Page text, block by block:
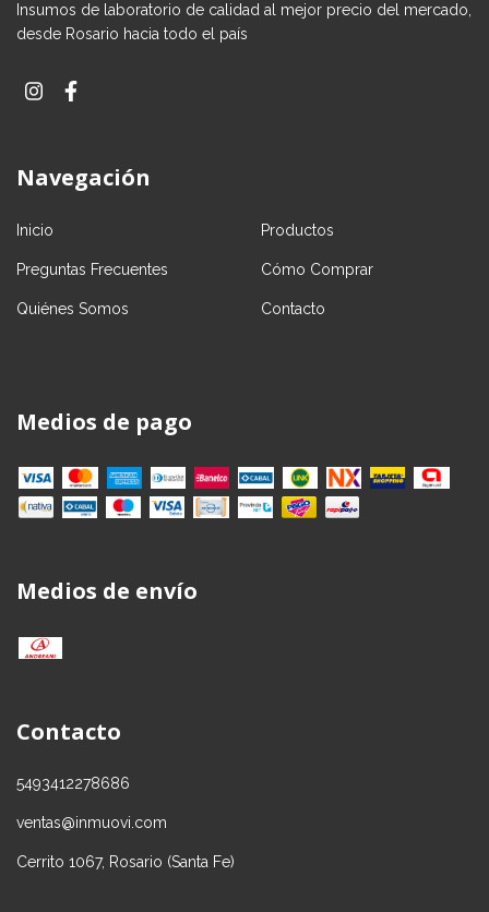
Insumos de laboratorio de calidad al mejor precio del mercado,
desde Rosario hacia todo el país
Navegación
Inicio Productos
Preguntas Frecuentes Cómo Comprar
Quiénes Somos Contacto
Medios de pago
Medios de envío
Contacto
5493412278686
ventas@inmuovi.com
Cerrito 1067, Rosario (Santa Fe)